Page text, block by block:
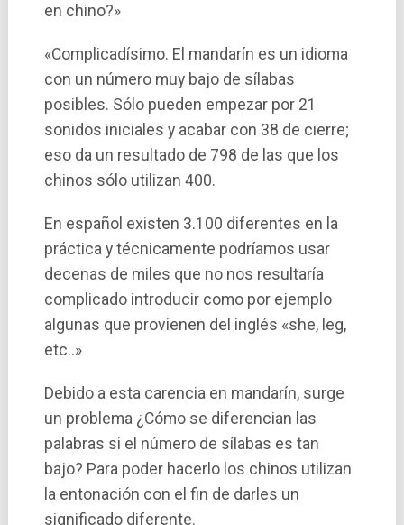
en chino?»
«Complicadí­simo. El mandarí­n es un idioma
con un número muy bajo de sí­labas
posibles. Sólo pueden empezar por 21
sonidos iniciales y acabar con 38 de cierre;
eso da un resultado de 798 de las que los
chinos sólo utilizan 400.
En español existen 3.100 diferentes en la
práctica y técnicamente podrí­amos usar
decenas de miles que no nos resultarí­a
complicado introducir como por ejemplo
algunas que provienen del inglés «she, leg,
etc..»
Debido a esta carencia en mandarí­n, surge
un problema ¿Cómo se diferencian las
palabras si el número de sí­labas es tan
bajo? Para poder hacerlo los chinos utilizan
la entonación con el fin de darles un
significado diferente.